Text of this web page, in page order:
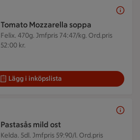
Tomato Mozzarella soppa
Felix. 470g. Jmfpris 74:47/kg. Ord.pris
52:00 kr.
Lägg i inköpslista
Pastasås mild ost
Kelda. 5dl. Jmfpris 59:90/l. Ord.pris